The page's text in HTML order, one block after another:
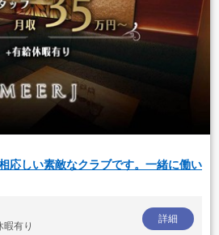
応しい素敵なクラブです。一緒に働い
有り
詳細